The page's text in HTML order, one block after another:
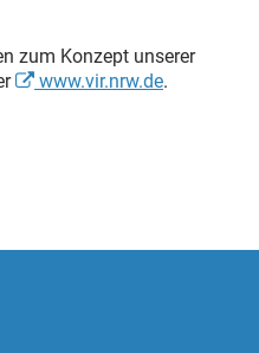
zum Konzept unserer
www.vir.nrw.de.